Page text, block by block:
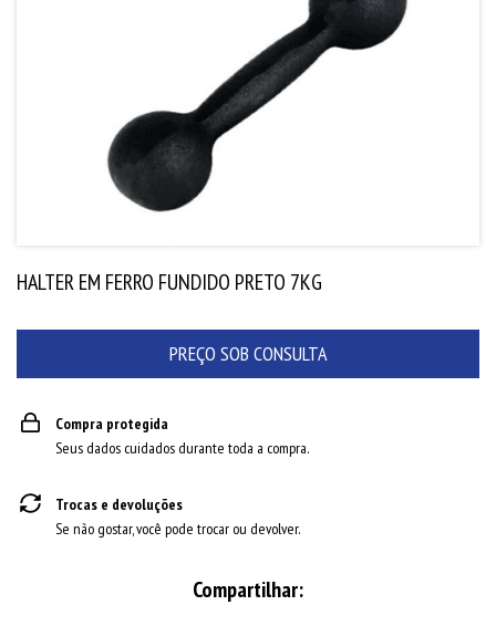
HALTER EM FERRO FUNDIDO PRETO 7KG
Compra protegida
Seus dados cuidados durante toda a compra.
Trocas e devoluções
Se não gostar, você pode trocar ou devolver.
Compartilhar: